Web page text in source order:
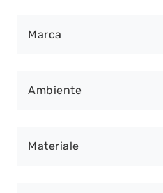
Marca
Ambiente
Materiale